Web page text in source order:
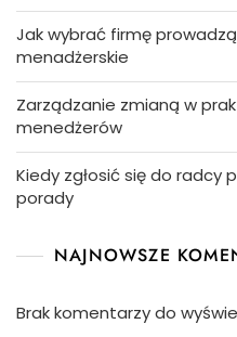
Jak wybrać firmę
menadżerskie
Zarządzanie zmianą w
menedżerów
Kiedy zgłosić się do
porady
NAJNOWSZE
Brak komentarzy do